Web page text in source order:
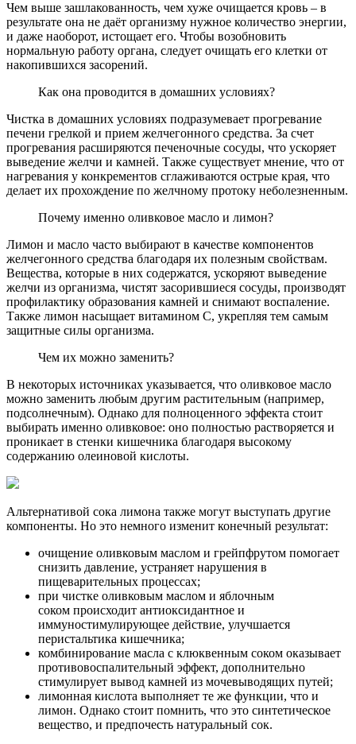
Чем выше зашлакованность, чем хуже очищается кровь – в
результате она не даёт организму нужное количество энергии,
и даже наоборот, истощает его. Чтобы возобновить
нормальную работу органа, следует очищать его клетки от
накопившихся засорений.
Как она проводится в домашних условиях?
Чистка в домашних условиях подразумевает прогревание
печени грелкой и прием желчегонного средства. За счет
прогревания расширяются печеночные сосуды, что ускоряет
выведение желчи и камней. Также существует мнение, что от
нагревания у конкрементов сглаживаются острые края, что
делает их прохождение по желчному протоку неболезненным.
Почему именно оливковое масло и лимон?
Лимон и масло часто выбирают в качестве компонентов
желчегонного средства благодаря их полезным свойствам.
Вещества, которые в них содержатся, ускоряют выведение
желчи из организма, чистят засорившиеся сосуды, производят
профилактику образования камней и снимают воспаление.
Также лимон насыщает витамином С, укрепляя тем самым
защитные силы организма.
Чем их можно заменить?
В некоторых источниках указывается, что оливковое масло
можно заменить любым другим растительным (например,
подсолнечным). Однако для полноценного эффекта стоит
выбирать именно оливковое: оно полностью растворяется и
проникает в стенки кишечника благодаря высокому
содержанию олеиновой кислоты.
Альтернативой сока лимона также могут выступать другие
компоненты. Но это немного изменит конечный результат:
очищение оливковым маслом и грейпфрутом помогает
снизить давление, устраняет нарушения в
пищеварительных процессах;
при чистке оливковым маслом и яблочным
соком происходит антиоксидантное и
иммуностимулирующее действие, улучшается
перистальтика кишечника;
комбинирование масла с клюквенным соком оказывает
противовоспалительный эффект, дополнительно
стимулирует вывод камней из мочевыводящих путей;
лимонная кислота выполняет те же функции, что и
лимон. Однако стоит помнить, что это синтетическое
вещество, и предпочесть натуральный сок.